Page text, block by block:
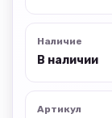
Наличие
В наличии
Артикул